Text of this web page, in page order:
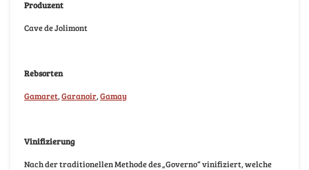
Produzent
Cave de Jolimont
Rebsorten
Gamaret,Garanoir,Gamay
Vinifizierung
Nach der traditionellen Methode des „Governo“ vinifiziert, welche